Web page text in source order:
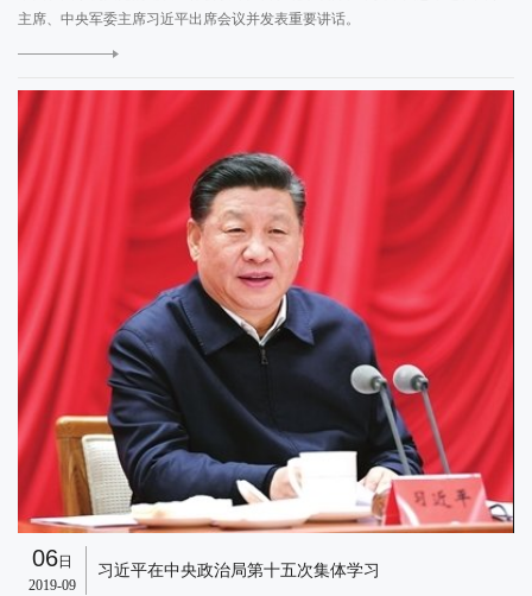
主席、中央军委主席习近平出席会议并发表重要讲话。
06日
2019-09
习近平在中央政治局第十五次集体学习